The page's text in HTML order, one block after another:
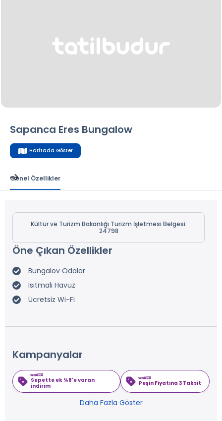
Sapanca Eres Bungalow
Haritada Göster
Genel Özellikler
Kültür ve Turizm Bakanlığı Turizm İşletmesi Belgesi:
24798
Öne Çıkan Özellikler
Bungalov Odalar
Isıtmalı Havuz
Ücretsiz Wi-Fi
Kampanyalar
Sepette ek %8'e varan
indirim
Peşin Fiyatına 3 Taksit
Daha Fazla Göster